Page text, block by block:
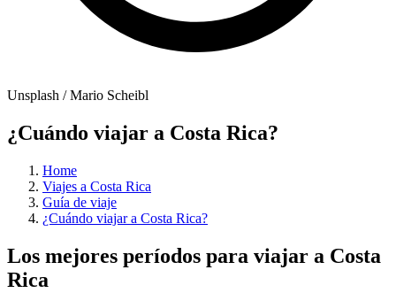
Unsplash / Mario Scheibl
¿Cuándo viajar a Costa Rica?
Home
Viajes a Costa Rica
Guía de viaje
¿Cuándo viajar a Costa Rica?
Los mejores períodos para viajar a Costa
Rica